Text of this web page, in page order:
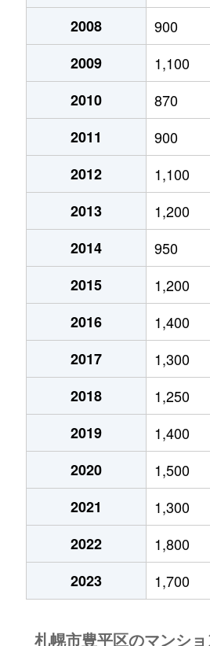
月寒中央通
3,000万円
月寒中央通
3,300万円
月寒西１条
2,900万円
月寒西１条
1,600万円
月寒西１条
1,400万円
月寒西１条
1,100万円
月寒西２条
2,000万円
月寒西３条
1,800万円
月寒西３条
1,500万円
月寒西３条
1,700万円
月寒西３条
1,800万円
月寒西４条
1,700万円
月寒西４条
880万円
月寒西４条
700万円
月寒西５条
810万円
月寒西５条
1,600万円
月寒東１条
2,300万円
2008
900
2009
1,100
2010
870
2011
900
2012
1,100
2013
1,200
2014
950
2015
1,200
2016
1,400
2017
1,300
2018
1,250
2019
1,400
2020
1,500
2021
1,300
2022
1,800
2023
1,700